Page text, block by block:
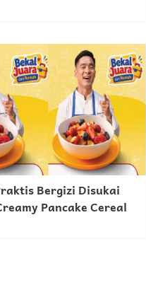
Bergizi Disukai
Pancake Cereal